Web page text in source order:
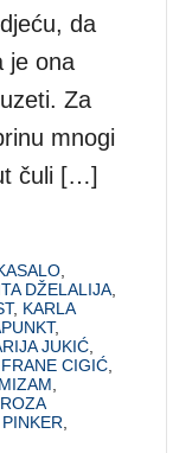
da
je ona
Za
mnogi
čuli […]
DŽELALIJA
, KARLA
,
JUKIĆ
CIGIĆ
ROZA